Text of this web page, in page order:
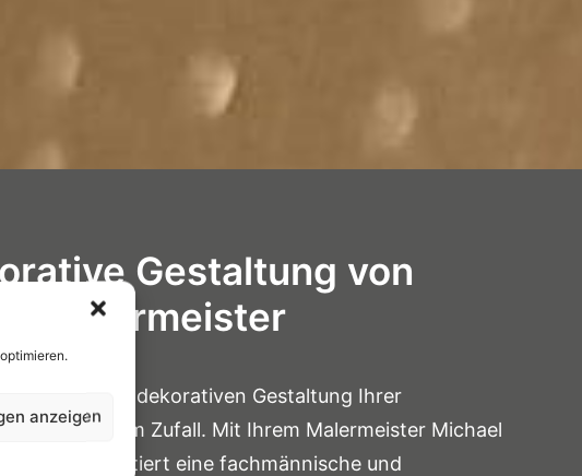
anzeigen
Gestaltung von
Malermeister
Sie bei der dekorativen Gestaltung Ihrer
nichts dem Zufall. Mit Ihrem Malermeister Michael
Sie garantiert eine fachmännische und